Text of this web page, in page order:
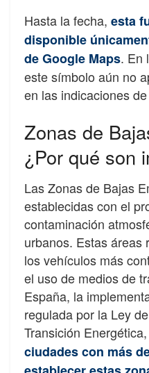
Hasta la fecha, esta
disponible
deGoogle Maps. En
este símbolo aún no
en las indicaciones
Zonas de
¿Por qué son
Las Zonas de Bajas
establecidas con el
contaminación
urbanos. Estas áreas
los vehículos más
el uso de medios de
España, la
regulada por la Ley
Transición
ciudades con más